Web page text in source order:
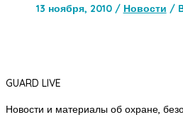
13 ноября, 2010 / Новости /
GUARD LIVE
Новости и материалы об охране,